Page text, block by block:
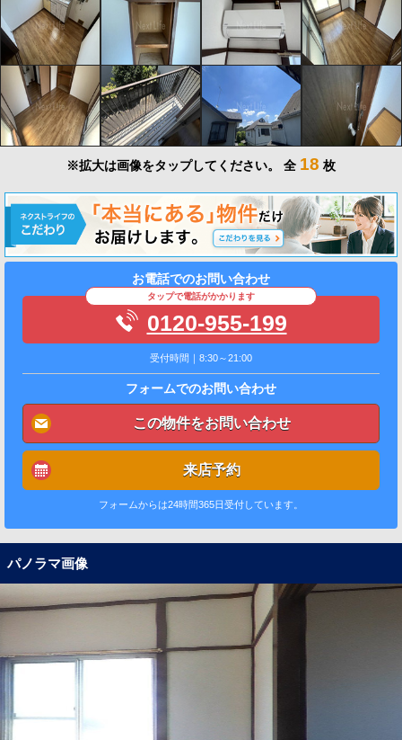
※拡大は画像をタップしてください。 全 18 枚
お電話でのお問い合わせ
タップで電話がかかります
0120-955-199
受付時間｜8:30～21:00
フォームでのお問い合わせ
この物件をお問い合わせ
来店予約
フォームからは24時間365日受付しています。
パノラマ画像